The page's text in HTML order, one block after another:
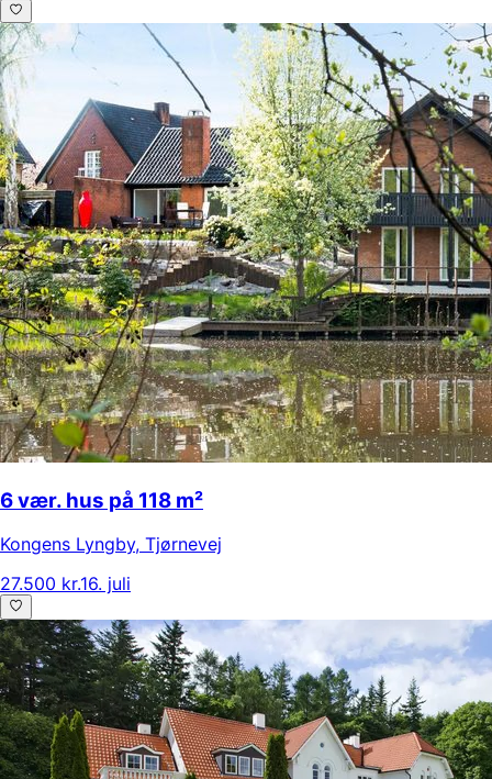
6 vær. hus på 118 m²
Kongens Lyngby, Tjørnevej
27.500 kr.16. juli